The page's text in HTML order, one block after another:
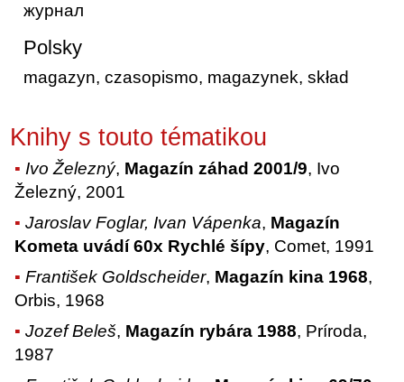
журнал
Polsky
magazyn, czasopismo, magazynek, skład
Knihy s touto tématikou
Ivo Železný, Magazín záhad 2001/9, Ivo
Železný, 2001
Jaroslav Foglar, Ivan Vápenka, Magazín
Kometa uvádí 60x Rychlé šípy, Comet, 1991
František Goldscheider, Magazín kina 1968,
Orbis, 1968
Jozef Beleš, Magazín rybára 1988, Príroda,
1987